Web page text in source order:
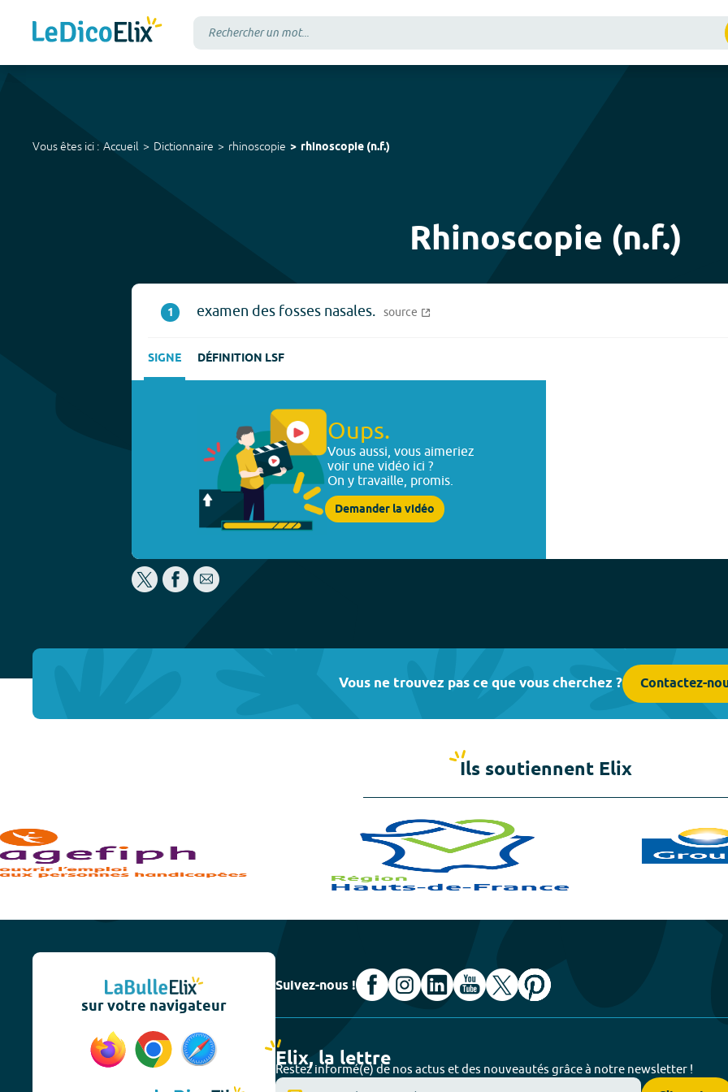
Vous êtes ici : Accueil Dictionnaire rhinoscopie rhinoscopie (n.f.)
Rhinoscopie (n.f.)
1 examen des fosses nasales. source
SIGNE DÉFINITION LSF
Oups.
Vous aussi, vous aimeriez
voir une vidéo ici ?
On y travaille, promis.
Demander la vidéo
Vous ne trouvez pas ce que vous cherchez ? Contactez-
Ils soutiennent Elix
sur votre navigateur
Suivez-nous !
Elix, la lettre
Restez informé(e) de nos actus et des nouveautés grâce à notre newsletter !